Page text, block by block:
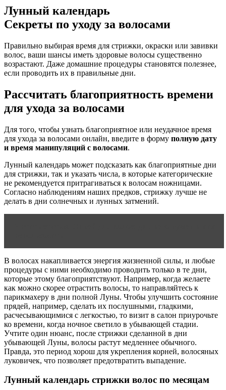
Лунный календарь
Секреты по уходу за волосами
Правильно выбирая время для стрижки, окраски или завивки
волос, ваши шансы иметь здоровые волосы существенно
возрастают. Даже домашние процедуры становятся полезнее,
если проводить их в правильные дни.
Рассчитать благоприятность времени
для ухода за волосами
Для того, чтобы узнать благоприятное или неудачное время
для ухода за волосами онлайн, введите в форму полную дату
и время манипуляций с волосами.
Лунный календарь может подсказать как благоприятные дни
для стрижки, так и указать числа, в которые категорические
не рекомендуется притрагиваться к волосам ножницами.
Согласно наблюдениям наших предков, стрижку лучше не
делать в дни солнечных и лунных затмений.
В волосах накапливается энергия жизненной силы, и любые
процедуры с ними необходимо проводить только в те дни,
которые этому благоприятствуют. Например, когда желаете
как можно скорее отрастить волосы, то направляйтесь к
парикмахеру в дни полной Луны. Чтобы улучшить состояние
прядей, например, сделать их послушными, гладкими,
расчесывающимися с легкостью, то визит в салон приурочьте
ко времени, когда ночное светило в убывающей стадии.
Учтите один нюанс, после стрижки сделанной в дни
убывающей Луны, волосы растут медленнее обычного.
Правда, это период хорош для укрепления корней, волосяных
луковичек, что позволяет предотвратить выпадение.
Лунный календарь стрижки волос по месяцам